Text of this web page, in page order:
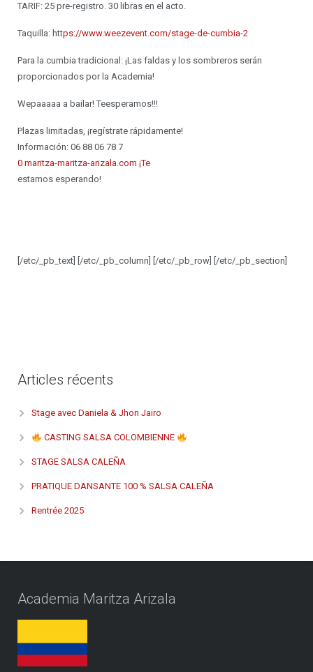
TARIF: 25 pre-registro. 30 libras en el acto.
Taquilla: https://www.weezevent.com/stage-de-cumbia-2
Para la cumbia tradicional: ¡Las faldas y los sombreros serán
proporcionados por la Academia!
Wepaaaaa a bailar! Teesperamos!!!
Plazas limitadas, ¡regístrate rápidamente!
Información: 06 88 06 78 7
0 maritza-maritza-arizala.com ¡Te
estamos esperando!
[/etc/_pb_text] [/etc/_pb_column] [/etc/_pb_row] [/etc/_pb_section]
Articles récents
Stage avec Daniela & Jhon Jairo
CASTING SALSA COLOMBIENNE
STAGE SALSA CALEÑA
PRATIQUE DANSANTE 100 % SALSA CALEÑA
Rentrée 2025
Academia Maritza Arizala